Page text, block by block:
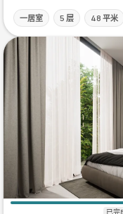
一居室 5 层 48 平米